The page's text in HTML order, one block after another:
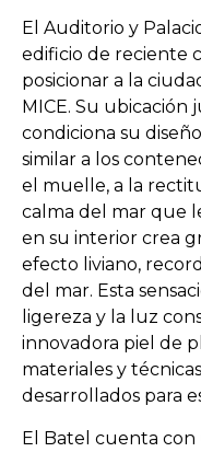
El Auditorio y
edificio de reciente
posicionar a la
MICE. Su
condiciona su
similar a los
el muelle, a la
calma del mar que
en su interior crea
efecto liviano,
del mar. Esta
ligereza y la luz
innovadora piel de
materiales y
desarrollados para
El Batel cuenta